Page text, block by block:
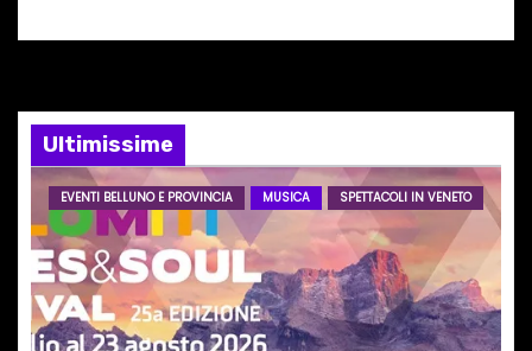
e
a
r
t
i
Ultimissime
EVENTI BELLUNO E PROVINCIA MUSICA SPETTACOLI IN VENETO